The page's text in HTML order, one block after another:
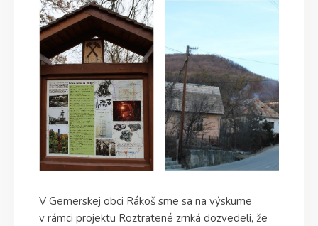
V Gemerskej obci Rákoš sme sa na výskume
v rámci projektu Roztratené zrnká dozvedeli, že